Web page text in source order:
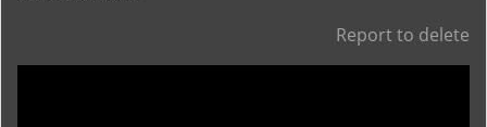
Report to delete